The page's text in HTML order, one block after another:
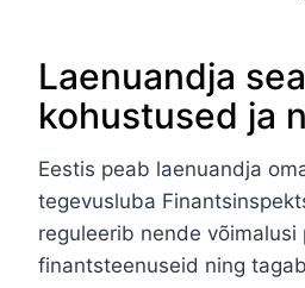
Laenuandja
kohustused ja
Eestis peab laenuandja
tegevusluba
reguleerib nende võimalusi
finantsteenuseid ning